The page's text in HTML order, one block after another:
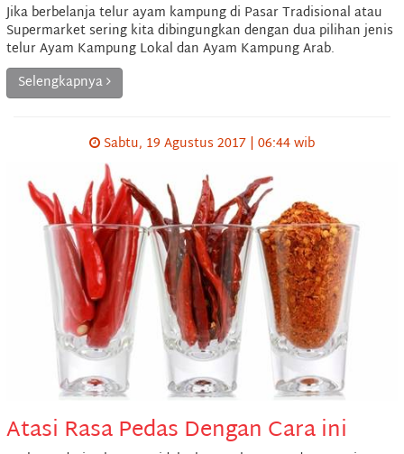
Jika berbelanja telur ayam kampung di Pasar Tradisional atau
Supermarket sering kita dibingungkan dengan dua pilihan jenis
telur Ayam Kampung Lokal dan Ayam Kampung Arab.
Selengkapnya
Sabtu, 19 Agustus 2017 | 06:44 wib
Atasi Rasa Pedas Dengan Cara ini